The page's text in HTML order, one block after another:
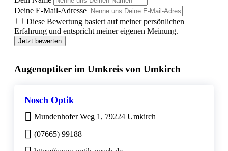
Deine E-Mail-Adresse
Diese Bewertung basiert auf meiner persönlichen
Erfahrung und entspricht meiner eigenen Meinung.
Jetzt bewerten
Augenoptiker im Umkreis von Umkirch
Nosch Optik
Mundenhofer Weg 1, 79224 Umkirch
(07665) 99188